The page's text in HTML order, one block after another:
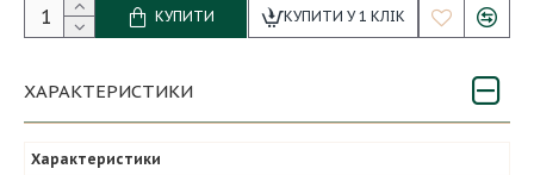
КУПИТИ КУПИТИ У 1 КЛІК
ХАРАКТЕРИСТИКИ
Характеристики